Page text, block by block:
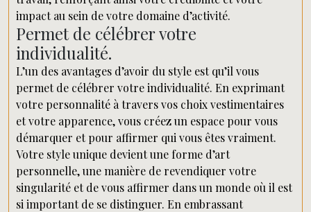
impact au sein de votre domaine d’activité.
Permet de célébrer votre
individualité.
L’un des avantages d’avoir du style est qu’il vous
permet de célébrer votre individualité. En exprimant
votre personnalité à travers vos choix vestimentaires
et votre apparence, vous créez un espace pour vous
démarquer et pour affirmer qui vous êtes vraiment.
Votre style unique devient une forme d’art
personnelle, une manière de revendiquer votre
singularité et de vous affirmer dans un monde où il est
si important de se distinguer. En embrassant